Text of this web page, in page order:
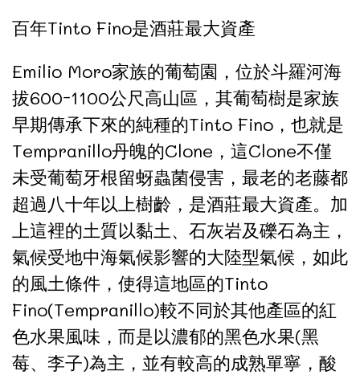
百年Tinto Fino是酒莊最大資產
Emilio Moro家族的葡萄園，位於斗羅河海
拔600-1100公尺高山區，其葡萄樹是家族
早期傳承下來的純種的Tinto Fino，也就是
Tempranillo丹魄的Clone，這Clone不僅
未受葡萄牙根留蚜蟲菌侵害，最老的老藤都
超過八十年以上樹齡，是酒莊最大資產。加
上這裡的土質以黏土、石灰岩及礫石為主，
氣候受地中海氣候影響的大陸型氣候，如此
的風土條件，使得這地區的Tinto
Fino(Tempranillo)較不同於其他產區的紅
色水果風味，而是以濃郁的黑色水果(黑
莓、李子)為主，並有較高的成熟單寧，酸